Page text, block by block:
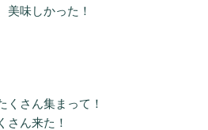
美味しかった！
くさん集まって！
さん来た！